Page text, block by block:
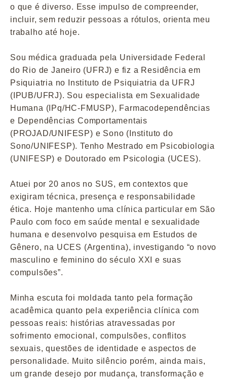
o que é diverso. Esse impulso de compreender,
incluir, sem reduzir pessoas a rótulos, orienta meu
trabalho até hoje.
Sou médica graduada pela Universidade Federal
do Rio de Janeiro (UFRJ) e fiz a Residência em
Psiquiatria no Instituto de Psiquiatria da UFRJ
(IPUB/UFRJ). Sou especialista em Sexualidade
Humana (IPq/HC-FMUSP), Farmacodependências
e Dependências Comportamentais
(PROJAD/UNIFESP) e Sono (Instituto do
Sono/UNIFESP). Tenho Mestrado em Psicobiologia
(UNIFESP) e Doutorado em Psicologia (UCES).
Atuei por 20 anos no SUS, em contextos que
exigiram técnica, presença e responsabilidade
ética. Hoje mantenho uma clínica particular em São
Paulo com foco em saúde mental e sexualidade
humana e desenvolvo pesquisa em Estudos de
Gênero, na UCES (Argentina), investigando “o novo
masculino e feminino do século XXI e suas
compulsões”.
Minha escuta foi moldada tanto pela formação
acadêmica quanto pela experiência clínica com
pessoas reais: histórias atravessadas por
sofrimento emocional, compulsões, conflitos
sexuais, questões de identidade e aspectos de
personalidade. Muito silêncio porém, ainda mais,
um grande desejo por mudança, transformação e